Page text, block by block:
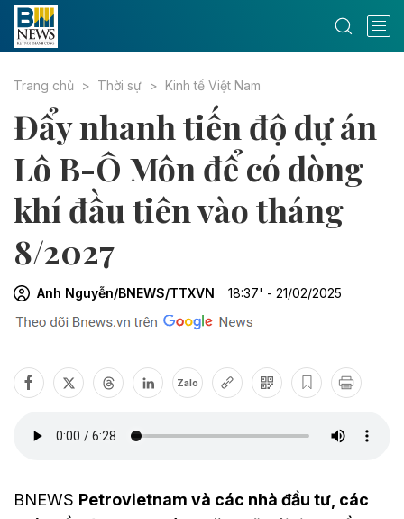
Trang chủ Thời sự Kinh tế Việt Nam
Đẩy nhanh tiến độ dự án
Lô B-Ô Môn để có dòng
khí đầu tiên vào tháng
8/2027
Anh Nguyễn/BNEWS/TTXVN 18:37' - 21/02/2025
Zalo
BNEWS Petrovietnam và các nhà đầu tư, các